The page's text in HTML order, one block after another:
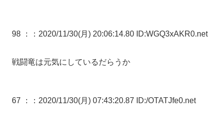
98 ： ：2020/11/30(月) 20:06:14.80 ID:WGQ3xAKR0.net
戦闘竜は元気にしているだらうか
67 ： ：2020/11/30(月) 07:43:20.87 ID:/OTATJfe0.net